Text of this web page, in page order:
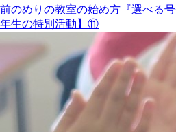
前のめりの教室の始め方『選べる
年生の特別活動】⑪